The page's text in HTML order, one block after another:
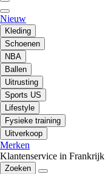
Nieuw
Kleding
Schoenen
NBA
Ballen
Uitrusting
Sports US
Lifestyle
Fysieke training
Uitverkoop
Merken
Klantenservice in Frankrijk
Zoeken